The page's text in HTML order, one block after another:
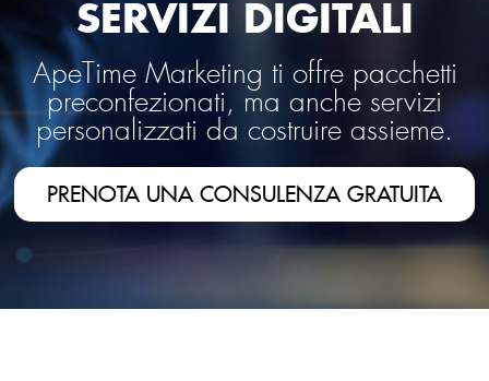
SERVIZI DIGITALI
ApeTime Marketing ti offre pacchetti
preconfezionati, ma anche servizi
personalizzati da costruire assieme.
PRENOTA UNA CONSULENZA GRATUITA